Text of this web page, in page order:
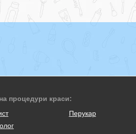
процедури краси:
Перукар